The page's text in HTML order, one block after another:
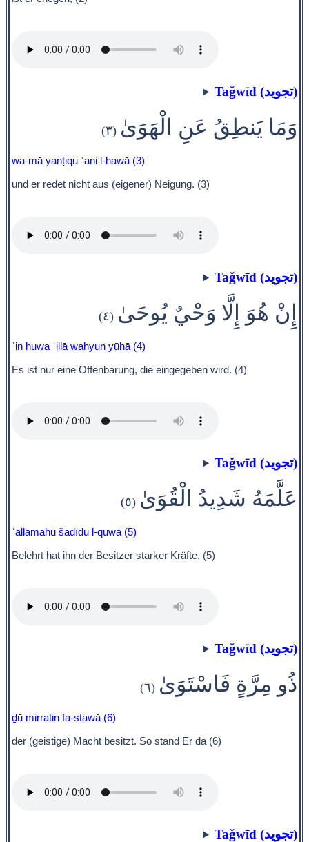
Taǧwīd (تجويد)
وَمَا يَنطِقُ عَنِ الْهَوَىٰ (٣)
wa-mā yanṭiqu ʿani l-hawā (3)
und er redet nicht aus (eigener) Neigung. (3)
Taǧwīd (تجويد)
إِنْ هُوَ إِلَّا وَحْيٌ يُوحَىٰ (٤)
ʾin huwa ʾillā waḥyun yūḥā (4)
Es ist nur eine Offenbarung, die eingegeben wird. (4)
Taǧwīd (تجويد)
عَلَّمَهُ شَدِيدُ الْقُوَىٰ (٥)
ʿallamahū šadīdu l-quwā (5)
Belehrt hat ihn der Besitzer starker Kräfte, (5)
Taǧwīd (تجويد)
ذُو مِرَّةٍ فَاسْتَوَىٰ (٦)
ḏū mirratin fa-stawā (6)
der (geistige) Macht besitzt. So stand Er da (6)
Taǧwīd (تجويد)